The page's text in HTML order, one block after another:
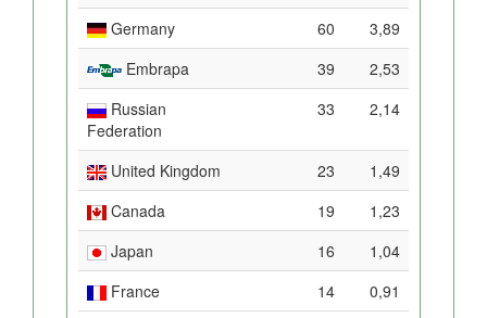
Germany
60
3,89
Embrapa
39
2,53
Russian
Federation
33 2,14
United Kingdom 23
1,49
Canada
19
1,23
Japan
16
1,04
France
14
0,91